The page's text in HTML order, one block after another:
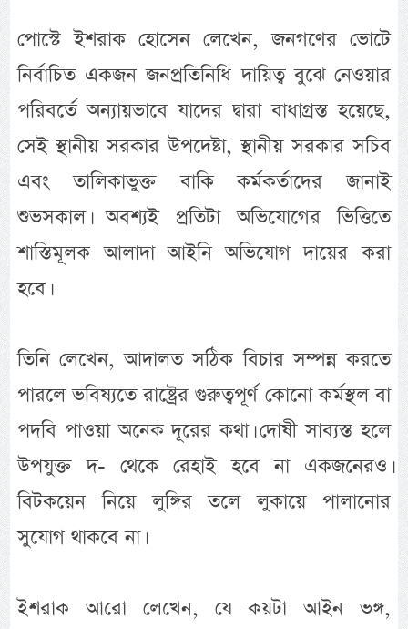
পোস্টে ইশরাক হোসেন লেখেন, জনগণের ভোটে
নির্বাচিত একজন জনপ্রতিনিধি দায়িত্ব বুঝে নেওয়ার
পরিবর্তে অন্যায়ভাবে যাদের দ্বারা বাধাগ্রস্ত হয়েছে,
সেই স্থানীয় সরকার উপদেষ্টা, স্থানীয় সরকার সচিব
এবং তালিকাভুক্ত বাকি কর্মকর্তাদের জানাই
শুভসকাল। অবশ্যই প্রতিটা অভিযোগের ভিত্তিতে
শাস্তিমূলক আলাদা আইনি অভিযোগ দায়ের করা
হবে।
তিনি লেখেন, আদালত সঠিক বিচার সম্পন্ন করতে
পারলে ভবিষ্যতে রাষ্ট্রের গুরুত্বপূর্ণ কোনো কর্মস্থল বা
পদবি পাওয়া অনেক দূরের কথা। দোষী সাব্যস্ত হলে
উপযুক্ত দ- থেকে রেহাই হবে না একজনেরও।
বিটকয়েন নিয়ে লুঙ্গির তলে লুকায়ে পালানোর
সুযোগ থাকবে না।
ইশরাক আরো লেখেন, যে কয়টা আইন ভঙ্গ,